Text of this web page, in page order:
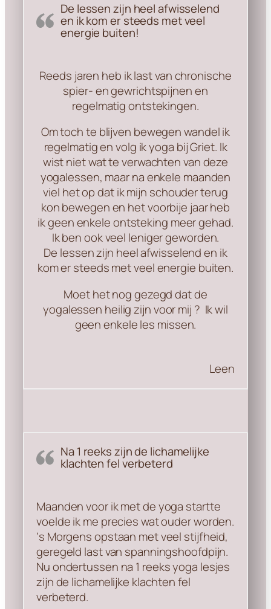
De lessen zijn heel afwisselend
en ik kom er steeds met veel
energie buiten!
Reeds jaren heb ik last van chronische
spier- en gewrichtspijnen en
regelmatig ontstekingen.
Om toch te blijven bewegen wandel ik
regelmatig en volg ik yoga bij Griet. Ik
wist niet wat te verwachten van deze
yogalessen, maar na enkele maanden
viel het op dat ik mijn schouder terug
kon bewegen en het voorbije jaar heb
ik geen enkele ontsteking meer gehad.
Ik ben ook veel leniger geworden.
De lessen zijn heel afwisselend en ik
kom er steeds met veel energie buiten.
Moet het nog gezegd dat de
yogalessen heilig zijn voor mij ? Ik wil
geen enkele les missen.
Leen
Na 1 reeks zijn de lichamelijke
klachten fel verbeterd
Maanden voor ik met de yoga startte
voelde ik me precies wat ouder worden.
‘s Morgens opstaan met veel stijfheid,
geregeld last van spanningshoofdpijn.
Nu ondertussen na 1 reeks yoga lesjes
zijn de lichamelijke klachten fel
verbeterd.